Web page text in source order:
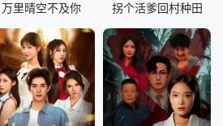
万里晴空不及你 拐个活爹回村种田